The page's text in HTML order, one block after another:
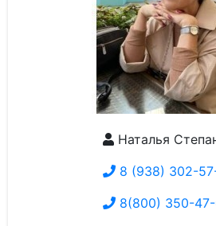
Наталья
8 (938) 302-
8(800) 350-